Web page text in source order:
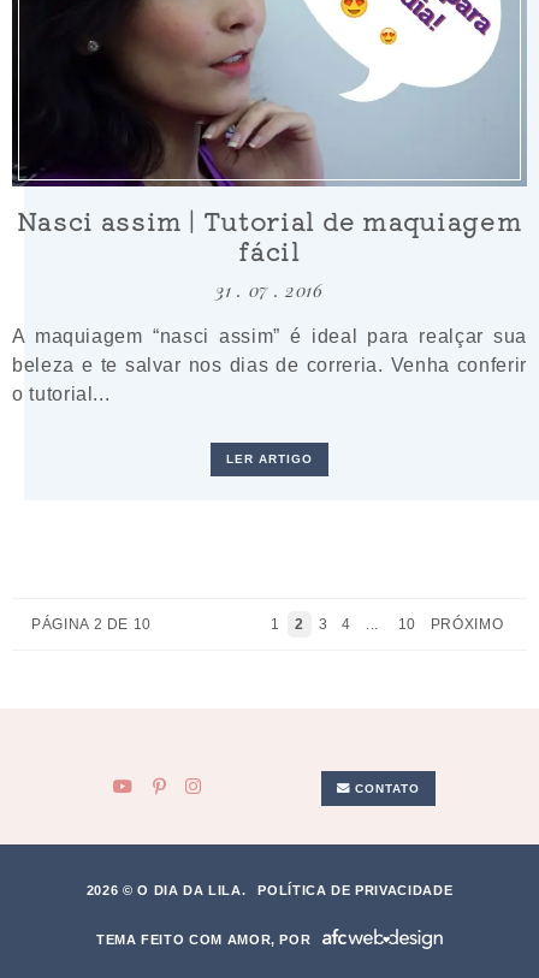
Nasci assim | Tutorial de maquiagem
fácil
31 . 07 . 2016
A maquiagem “nasci assim” é ideal para realçar sua
beleza e te salvar nos dias de correria. Venha conferir
o tutorial...
LER ARTIGO
PÁGINA 2 DE 10 1 2 3 4 10 PRÓXIMO
CONTATO
2026 © O DIA DA LILA. POLÍTICA DE PRIVACIDADE
TEMA FEITO COM AMOR, POR